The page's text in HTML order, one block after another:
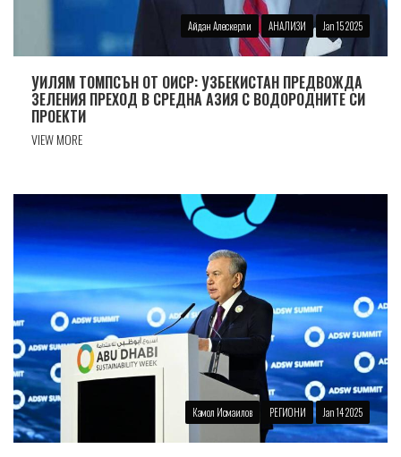
Айдан Алескерли АНАЛИЗИ Jan 15 2025
УИЛЯМ ТОМПСЪН ОТ ОИСР: УЗБЕКИСТАН ПРЕДВОЖДА
ЗЕЛЕНИЯ ПРЕХОД В СРЕДНА АЗИЯ С ВОДОРОДНИТЕ СИ
ПРОЕКТИ
VIEW MORE
Камол Исмаилов РЕГИОНИ Jan 14 2025